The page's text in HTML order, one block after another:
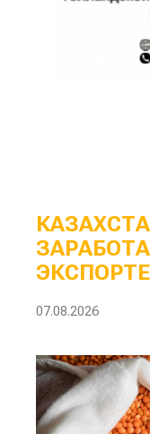
07.08.2026